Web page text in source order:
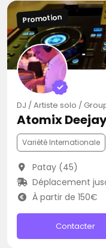
Promotion
DJ / Artiste solo /
Atomix
Variété Internationale
Patay (45)
Déplacement
À partir de 150€
Contacter